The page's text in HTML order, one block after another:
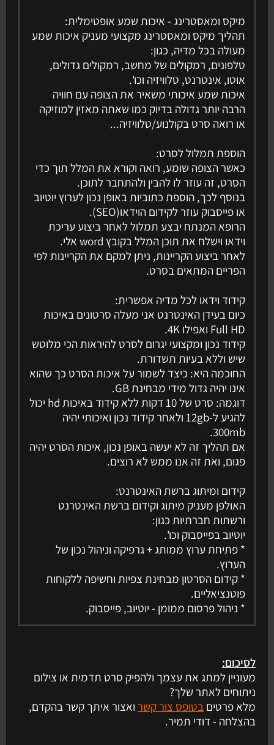
מיקס ומאסטרינג - איכות שמע אופטימלית:
תהליך מיקס ומאסטרינג מקצועי מעניק איכות שמע
מעולה בכל מדיה, כגון:
טלפונים, רמקולים של מחשב, רמקולים גדולים,
אוטו, אינטרנט, טלוויזיה וכו'.
איכות שמע איכותי משאיר את הצופה עם חוויה
הרבה יותר גדולה בדיוק כמו שאתה מאזין למוזיקה
או רואה סרט בקולנוע/טלוויזיה...
הוספת תמלול לסרט:
כאשר הצופה שומע, רואה וקורא את המלל תוך כדי
הסרט, זה עוזר לו להבין ולהתחבר לתוכן.
בנוסף לכך, הוספת כתוביות באופן נכון לערוץ יוטיוב
או פייסבוק עוזר לקידום הוידאו(SEO).
הרופא המנתח יבצע תמלול לאחר ביצוע עריכת
וידאו וישלח את תוכן המלל בקובץ word אלי.
לאחר ביצוע הקריינות, ניתן למקם את הקריינות לפי
הפריים המתאים בסרט.
קידוד וידאו לכל מדיה אפשרית:
כיום בעידן האינטרנט אני מעלה סרטונים באיכות
Full HD ואפילו 4K.
קידוד נכון ומקצועי יגרום לסרט להיראות הכי מלוטש
שיש וללא בעיות תשדורת.
החוכמה היא: כיצד לשמור על איכות הסרט כך שהוא
אינו יהיה גדול מידי מבחינת GB.
דוגמה: סרט של 10 דקות ללא קידוד באיכות hd יכול
להגיע ל-12gb ולאחר קידוד נכון ואיכותי יהיה
300mb.
אם תהליך זה לא יעשה באופן נכון, איכות הסרט יהיה
פגום, ואת זה אנו ממש לא רוצים.
קידום ומיתוג ברשת האינטרנט:
האולפן מעניק מיתוג וקידום ברשת האינטרנט
ורשתות חברתיות כגון:
יוטיוב בפייסבוק וכו'.
* פתיחת ערוץ ממותג + גרפיקה וניהול נכון של
הערוץ.
* קידום הסרטון מבחינת צפיות וחשיפה ללקוחות
פוטנציאליים.
* ניהול פרסום ממומן - יוטיוב, פייסבוק.
לסיכום:
מעוניין למתג את עצמך ולהפיק סרט תדמית או צילום
ניתוחים לאתר שלך?
מלא פרטים בטופס צור קשר ואצור איתך קשר בהקדם,
בהצלחה - דודי תמיר.